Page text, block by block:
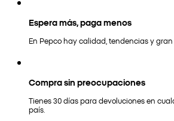
Espera más, paga menos
En Pepco hay calidad, tendencias y
Compra sin preocupaciones
Tienes 30 días para devoluciones en
país.